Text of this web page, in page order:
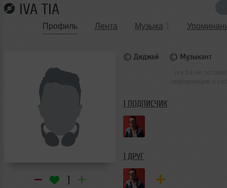
IVA TIA
Профиль Лента Музыка
1
Диджей Музыкант
1 ПОДПИСЧИК
1 ДРУГ